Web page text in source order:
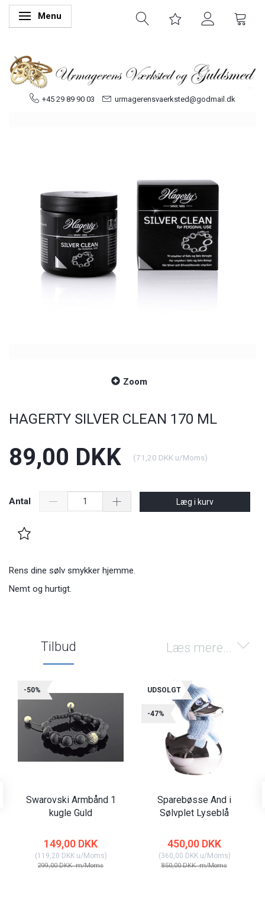
Skifte navigation
Menu
+45 29 89 90 03 urmagerensvaerksted@godmail.dk
Zoom
HAGERTY SILVER CLEAN 170 ML
89,00 DKK (71,20 DKK u/Moms)
Antal Læg i kurv
Rens dine sølv smykker hjemme.
Nemt og hurtigt.
Læs mere...
Tilbud
-50%
Swarovski Armbånd 1
kugle Guld
149,00 DKK
(119,20 DKKu/Moms)
299,00 DKKm/Moms
UDSOLGT
-47%
Sparebøsse And i
Sølvplet Lyseblå
450,00 DKK
(360,00 DKKu/Moms)
850,00 DKKm/Moms